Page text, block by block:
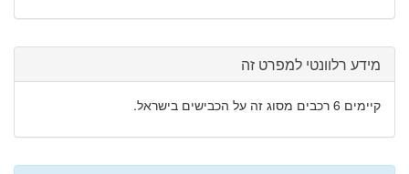
מידע רלוונטי למפרט זה
קיימים 6 רכבים מסוג זה על הכבישים בישראל.